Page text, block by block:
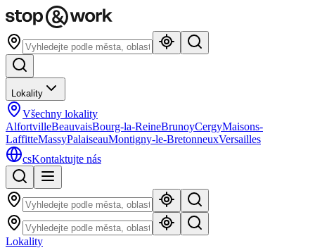
Lokality
Všechny lokality
AlfortvilleBeauvaisBourg-la-ReineBrunoyCergyMaisons-
LaffitteMassyPalaiseauMontigny-le-BretonneuxVersailles
csKontaktujte nás
Lokality